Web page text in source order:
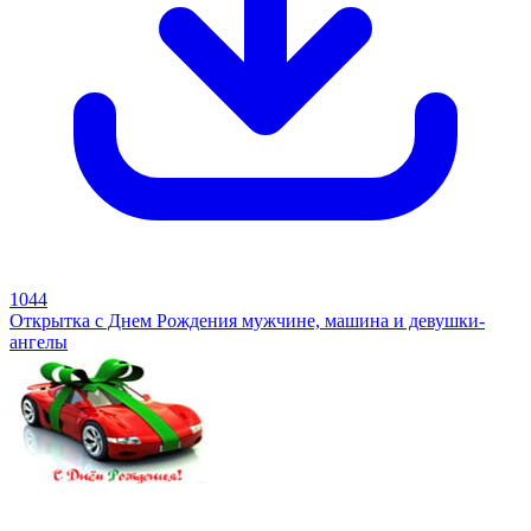
1044
Открытка с Днем Рождения мужчине, машина и девушки-
ангелы